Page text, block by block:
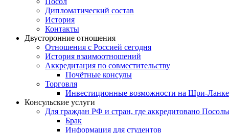
Дипломатический состав
История
Контакты
Двусторонние отношения
Отношения с Россией сегодня
История взаимоотношений
Аккредитация по совместительству
Почётные консулы
Торговля
Инвестиционные возможности на Шри-Ланке
Консульские услуги
Для граждан РФ и стран, где аккредитовано
Брак
Информация для студентов